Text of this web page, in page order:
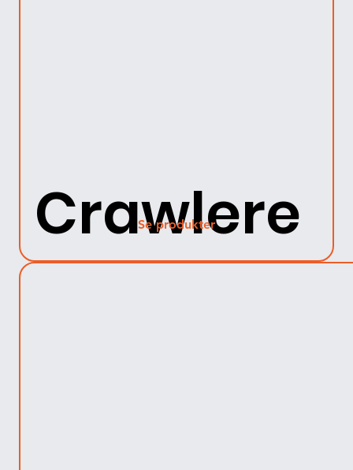
Crawlere
Se produkter